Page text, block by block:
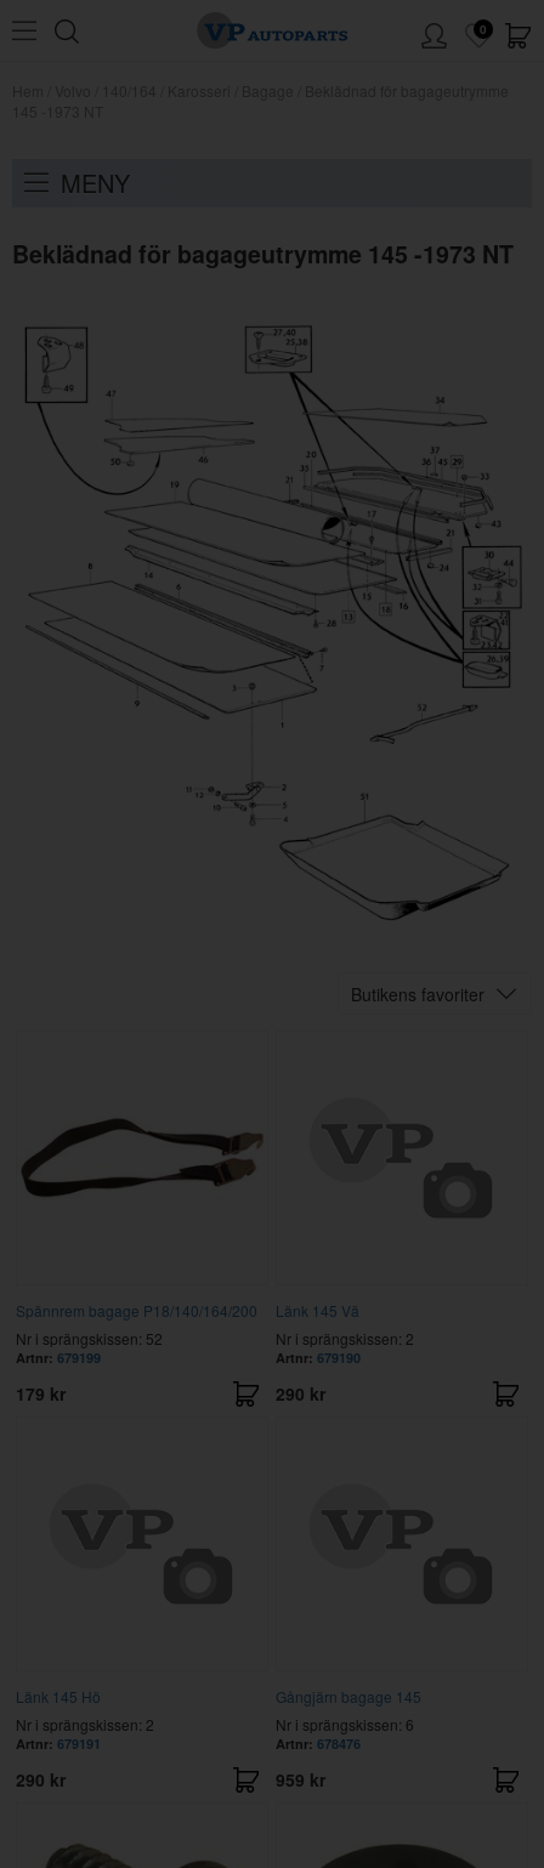
0
MENY
Beklädnad för bagageutrymme 145 -1973 NT
Butikens favoriter
Spännrem bagage P18/140/164/200
Nr i sprängskissen: 52
Artnr: 679199
179 kr
Länk 145 Vä
Nr i sprängskissen: 2
Artnr: 679190
290 kr
Länk 145 Hö
Nr i sprängskissen: 2
Artnr: 679191
290 kr
Gångjärn bagage 145
Nr i sprängskissen: 6
Artnr: 678476
959 kr